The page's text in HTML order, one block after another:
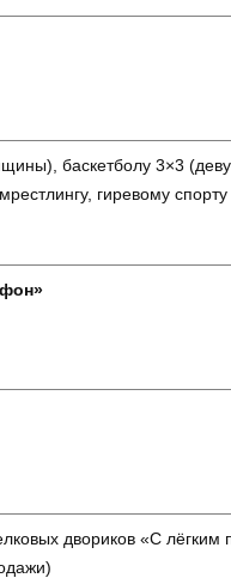
баскетболу 3×3
гиревому спорту
двориков «С лёгким